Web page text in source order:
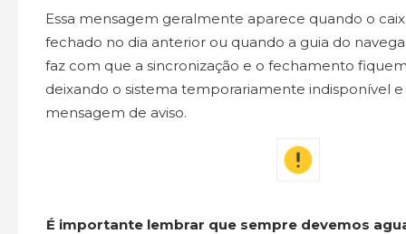
Essa mensagem geralmente aparece quando o
fechado no dia anterior ou quando a guia do
faz com que a sincronização e o fechamento
deixando o sistema temporariamente indisponível e
mensagem de aviso.
É importante lembrar que sempre devemos